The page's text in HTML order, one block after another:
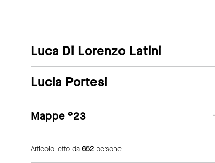
Luca Di Lorenzo Latini
Lucia Portesi
Mappe °23
Articolo letto da 652 persone